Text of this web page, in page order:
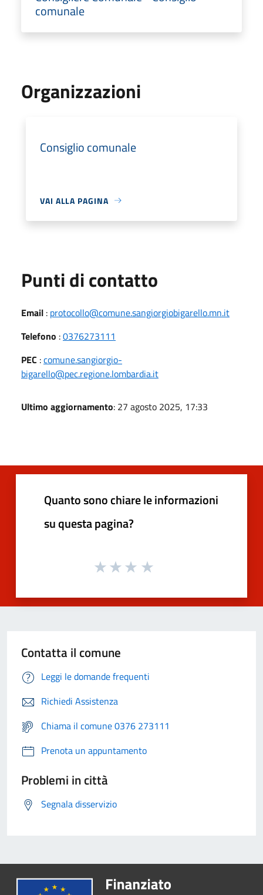
comunale
Organizzazioni
Consiglio comunale
VAI ALLA PAGINA
Punti di contatto
Email : protocollo@comune.sangiorgiobigarello.mn.it
Telefono :0376273111
PEC :comune.sangiorgio-
bigarello@pec.regione.lombardia.it
Ultimo aggiornamento: 27 agosto 2025, 17:33
Quanto sono chiare le informazioni
su questa pagina?
Contatta il comune
Leggi le domande frequenti
Richiedi Assistenza
Chiama il comune 0376 273111
Prenota un appuntamento
Problemi in città
Segnala disservizio